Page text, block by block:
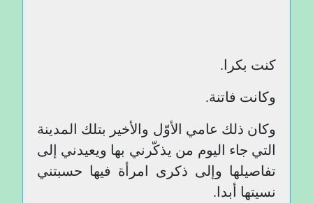
كنت بكرا.
وكانت فاتنة.
وكان ذلك عامي الأوّل والأخير بتلك المدينة
التي جاء اليوم من يذكّرني بها ويعيدني إلى
تفاصيلها وإلى ذكرى امرأة فيها حسبتني
نسيتها أبدا.